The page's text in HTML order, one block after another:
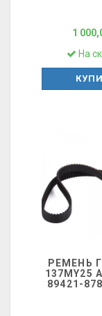
1
На
РЕМЕНЬ
137MY25
89421-